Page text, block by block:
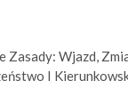
Zasady: Wjazd,
I